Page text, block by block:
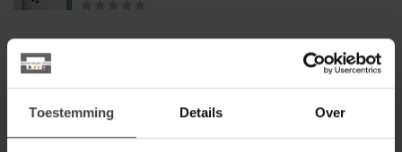
Toestemming Details Over
€9,99